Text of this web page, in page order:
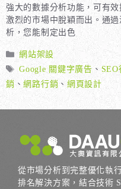
強大的數據分析功能，可有
激烈的市場中脫穎而出。通
析，您能制定出色
分
類
網站架設
標
籤
Google 關鍵字廣告 、 SEO
銷 、網路行銷 、 網頁設計
從市場分析到完整優化執
排名解決方案，結合技術